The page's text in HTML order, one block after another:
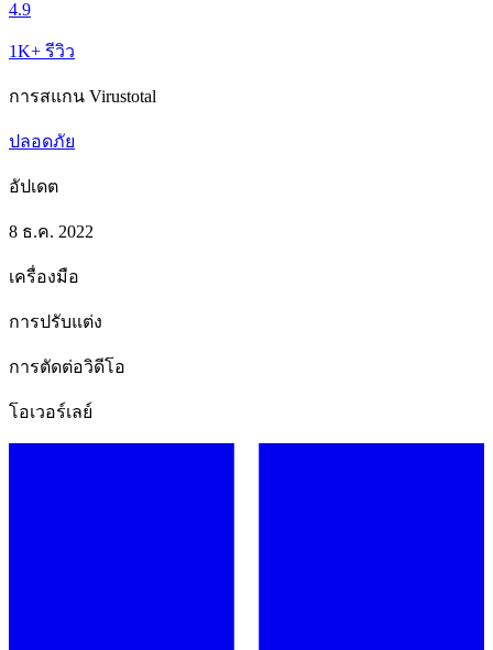
4.9
1K+ รีวิว
การสแกน Virustotal
ปลอดภัย
อัปเดต
8 ธ.ค. 2022
เครื่องมือ
การปรับแต่ง
การตัดต่อวิดีโอ
โอเวอร์เลย์